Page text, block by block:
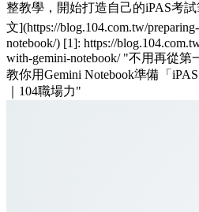
整教學，開始打造自己的iPAS考
文](https://blog.104.com.tw/
notebook/) [1]: https://
with-gemini-notebook/ "不用再從
教你用Gemini Notebook準備「
｜104職場力"